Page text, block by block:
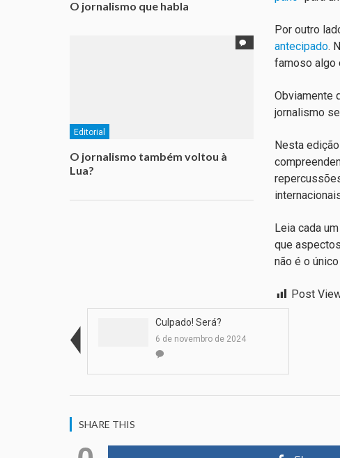
Por outro
antecipado.
famoso algo
Obviamente
jornalismo
Nesta
Leia cada
que
não é o
Post
O jornalismo que habla
Editorial
O jornalismo também voltou à
Lua?
Culpado! Será?
6 de novembro de 2024
SHARE THIS